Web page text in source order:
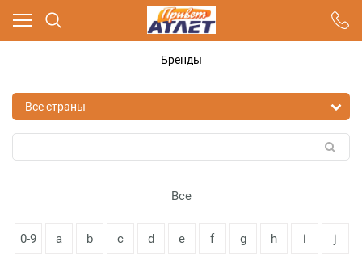
Бренды
Все
0-9 a b c d e f g h i j
Ваш город - Москва,
угадали?